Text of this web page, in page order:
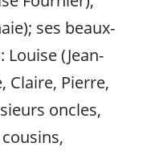
ses beaux-
(Jean-
Claire, Pierre,
oncles,